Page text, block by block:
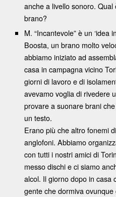
anche a livello sonoro.
brano?
M. “Incantevole” è un ‘idea
Boosta, un brano molto
abbiamo iniziato ad
casa in campagna vicino
giorni di lavoro e di
avevamo voglia di rivedere
provare a suonare brani
un testo.
Erano più che altro fonemi
anglofoni. Abbiamo
con tutti i nostri amici di
messo dischi e ci siamo
alcol. Il giorno dopo in casa
gente che dormiva